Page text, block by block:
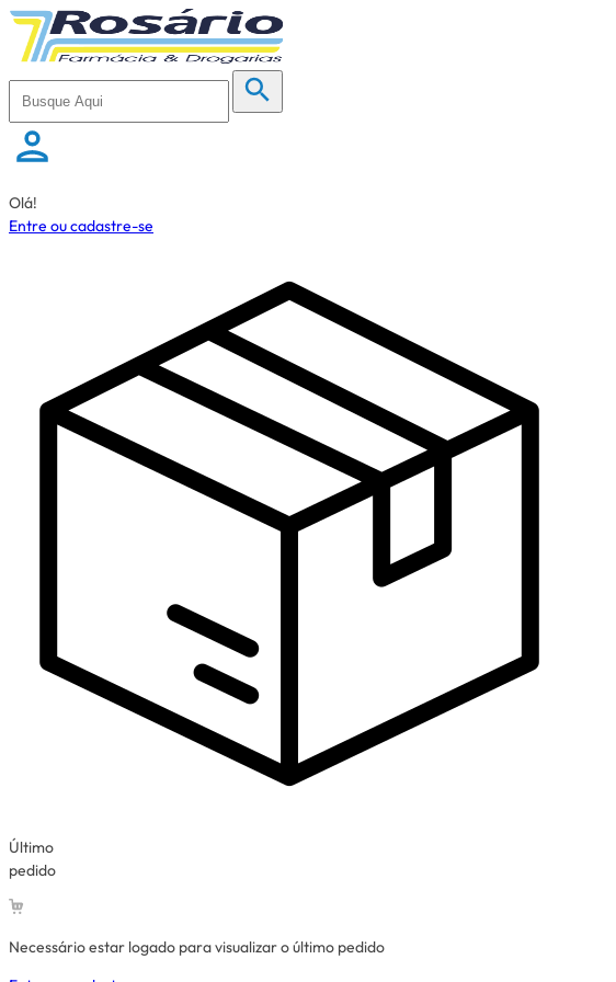
Olá!
Entre ou cadastre-se
Último
pedido
Necessário estar logado para visualizar o último pedido